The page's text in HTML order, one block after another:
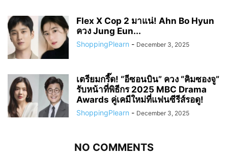
Flex X Cop 2 มาแน่! Ahn Bo Hyun
ควง Jung Eun...
ShoppingPlearn - December 3, 2025
เตรียมกรี๊ด! “อีซอนบิน” ควง “คิมซองจู”
รับหน้าที่พิธีกร 2025 MBC Drama
Awards คู่เคมีใหม่ที่แฟนซีรีส์รอดู!
ShoppingPlearn - December 3, 2025
NO COMMENTS